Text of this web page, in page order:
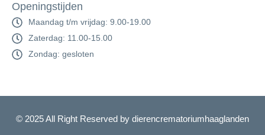
Openingstijden
Maandag t/m vrijdag: 9.00-19.00
Zaterdag: 11.00-15.00
Zondag: gesloten
© 2025 All Right Reserved by dierencrematoriumhaaglanden